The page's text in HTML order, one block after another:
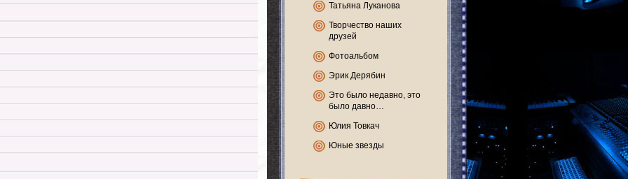
Татьяна Луканова
Творчество наших
друзей
Фотоальбом
Эрик Дерябин
Это было недавно, это
было давно…
Юлия Товкач
Юные звезды